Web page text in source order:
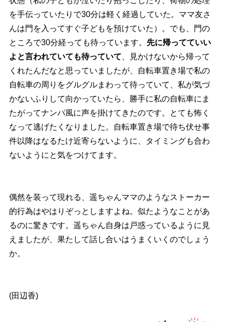
を手伝っていたりで30分は軽く経過していた。ママ友さ
んは門を入ってすぐ子どもを預けていた）。でも、門の
ところで30分経っても待っています。 先に帰ってていい
よと言われていても待っていて 、見かけないから帰って
くれたんだなと思っていましたが、自転車置き場で私の
自転車の周りをグルグルまわって待っていて、私が気づ
かないふりして向かっていたら、勝手に私の自転車にま
たがってナンパ風に声を掛けてきたのです。とても怖く
なって逃げたくなりました。自転車置き場で待ち伏せ事
件以降はなるたけ近寄らないように、タイミングも合わ
ないようにと気をつけてます。
偶然を装って現れる、遥ちゃんママのようなストーカー
的行為はやはりぞっとしますよね。似たようなことがあ
るのに驚きです。遥ちゃん自身は戸惑っているように見
えましたが、果たして話し合いはうまくいくのでしょう
か。
(田辺香)